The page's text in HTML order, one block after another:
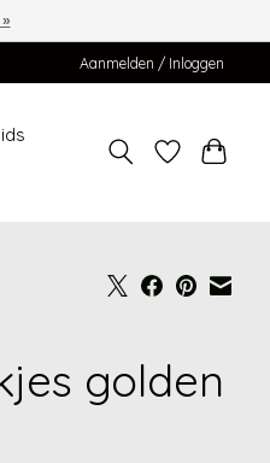
Aanmelden / Inloggen
golden